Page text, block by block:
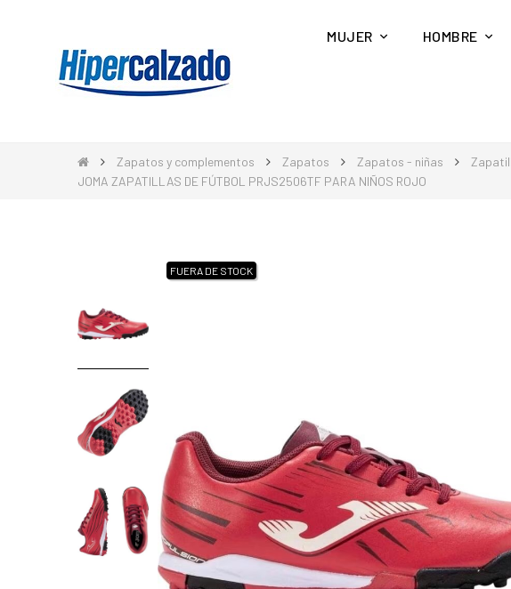
MUJER HOMBRE
Zapatos y complementos Zapatos Zapatos - niñas
JOMA ZAPATILLAS DE FÚTBOL PRJS2506TF PARA NIÑOS ROJO
FUERA DE STOCK